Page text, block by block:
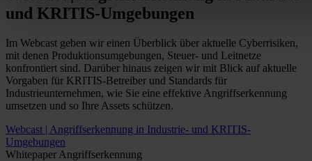
und KRITIS-Umgebungen
Im Webcast geben wir einen Überblick über aktuelle Cyberrisiken,
mit denen Produktionsumgebungen, Steuer- und Leitnetze
konfrontiert sind. Darüber hinaus zeigen wir mit Blick auf aktuelle
Vorgaben für KRITIS-Betreiber und Standards für
Industrieunternehmen, wie Sie eine effektive Angriffserkennung
umsetzen und so Ihre Assets schützen.
Webcast | Angriffserkennung in Industrie- und KRITIS-
Umgebungen
Whitepaper Angriffserkennung